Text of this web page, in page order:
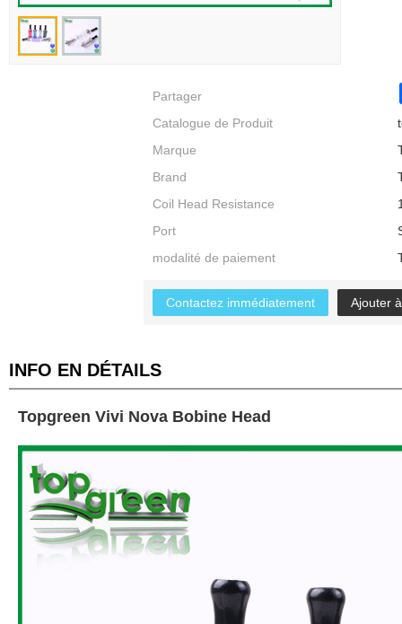
Partager
Catalogue de Produit
Marque
Brand
Coil Head Resistance
Port
modalité de paiement
Contactez immédiatement Ajouter
INFO EN DÉTAILS
Topgreen Vivi Nova Bobine Head